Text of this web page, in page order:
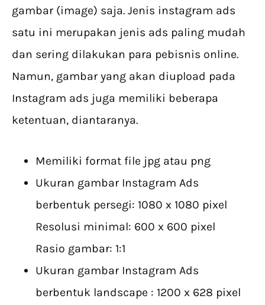
gambar (image) saja. Jenis instagram ads
satu ini merupakan jenis ads paling mudah
dan sering dilakukan para pebisnis online.
Namun, gambar yang akan diupload pada
Instagram ads juga memiliki beberapa
ketentuan, diantaranya.
Memiliki format file jpg atau png
Ukuran gambar Instagram Ads
berbentuk persegi: 1080 x 1080 pixel
Resolusi minimal: 600 x 600 pixel
Rasio gambar: 1:1
Ukuran gambar Instagram Ads
berbentuk landscape : 1200 x 628 pixel